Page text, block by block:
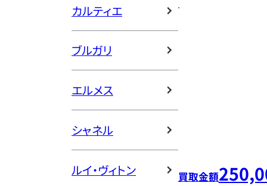
カルティエ
ブルガリ
エルメス
シャネル
ルイ・ヴィトン 買取金額